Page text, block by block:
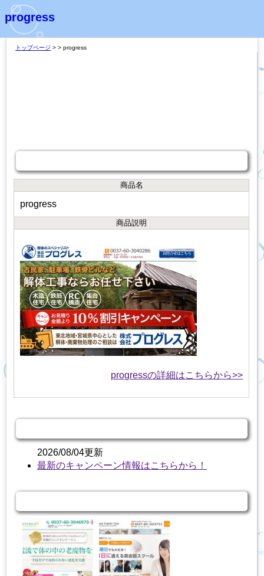
progress
トップページ >> progress
商品名
progress
商品説明
progressの詳細はこちらから>>
2026/08/04更新
最新のキャンペーン情報はこちらから！